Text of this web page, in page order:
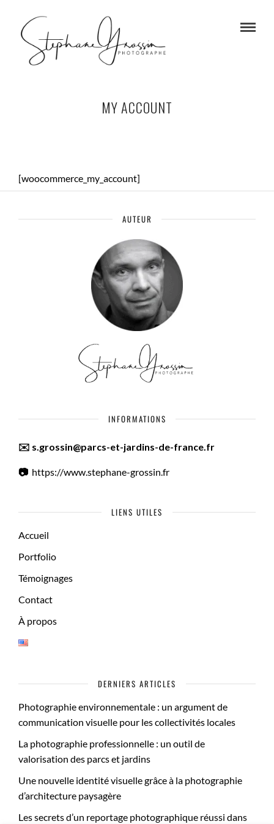
MY ACCOUNT
[woocommerce_my_account]
AUTEUR
INFORMATIONS
✉️ s.grossin@parcs-et-jardins-de-france.fr
📷 https://www.stephane-grossin.fr
LIENS UTILES
Accueil
Portfolio
Témoignages
Contact
À propos
DERNIERS ARTICLES
Photographie environnementale : un argument de
communication visuelle pour les collectivités locales
La photographie professionnelle : un outil de
valorisation des parcs et jardins
Une nouvelle identité visuelle grâce à la photographie
d’architecture paysagère
Les secrets d’un reportage photographique réussi dans